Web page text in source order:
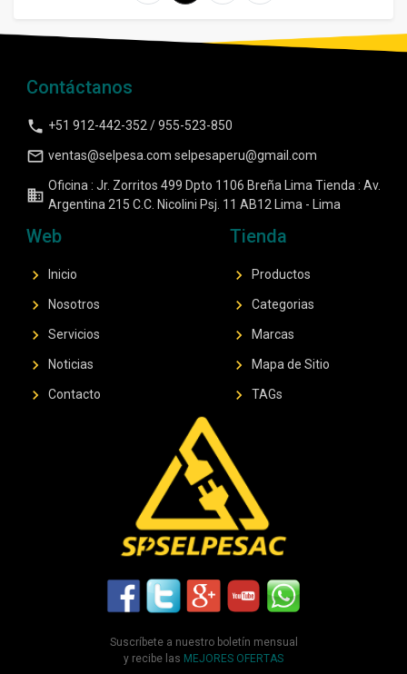
Contáctanos
phone +51 912-442-352 / 955-523-850
mail_outline ventas@selpesa.com selpesaperu@gmail.com
business
Oficina : Jr. Zorritos 499 Dpto 1106 Breña Lima Tienda : Av.
Argentina 215 C.C. Nicolini Psj. 11 AB12 Lima - Lima
Web
chevron_right Inicio
chevron_right Nosotros
chevron_right Servicios
chevron_right Noticias
chevron_right Contacto
Tienda
chevron_right Productos
chevron_right Categorias
chevron_right Marcas
chevron_right Mapa de Sitio
chevron_right TAGs
Suscríbete a nuestro boletín mensual
y recibe las MEJORES OFERTAS